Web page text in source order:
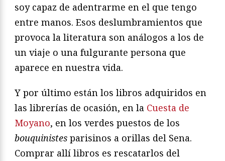
soy capaz de adentrarme en el que tengo
entre manos. Esos deslumbramientos que
provoca la literatura son análogos a los de
un viaje o una fulgurante persona que
aparece en nuestra vida.
Y por último están los libros adquiridos en
las librerías de ocasión, en la Cuesta de
Moyano, en los verdes puestos de los
bouquinistes parisinos a orillas del Sena.
Comprar allí libros es rescatarlos del